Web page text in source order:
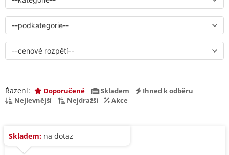
Řazení: Doporučené Skladem
Ihned k odběru
Nejlevnější
Nejdražší Akce
Skladem: na dotaz